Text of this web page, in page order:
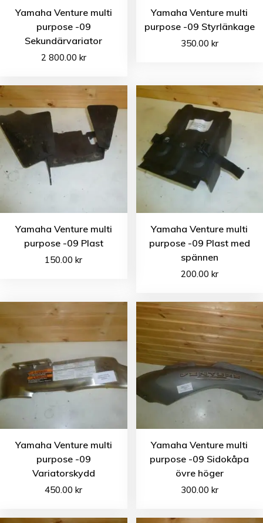
Yamaha Venture multi
purpose -09
Sekundärvariator
2 800.00 kr
Yamaha Venture multi
purpose -09 Styrlänkage
350.00 kr
Yamaha Venture multi
purpose -09 Plast
150.00kr
Yamaha Venture multi
purpose -09 Plast med
spännen
200.00 kr
Yamaha Venture multi
purpose -09
Variatorskydd
450.00kr
Yamaha Venture multi
purpose -09 Sidokåpa
övre höger
300.00 kr